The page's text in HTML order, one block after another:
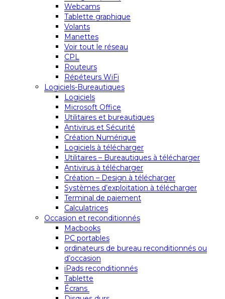
Webcams
Tablette graphique
Volants
Manettes
Voir tout le réseau
CPL
Routeurs
Répéteurs WiFi
Logiciels-Bureautiques
Logiciels
Microsoft Office
Utilitaires et bureautiques
Antivirus et Sécurité
Création Numérique
Logiciels à télécharger
Utilitaires – Bureautiques à télécharger
Antivirus à télécharger
Création – Design à télécharger
Systèmes d’exploitation à télécharger
Terminal de paiement
Calculatrices
Occasion et reconditionnés
Macbooks
PC portables
ordinateurs de bureau reconditionnés ou
d’occasion
iPads reconditionnés
Tablette
Écrans